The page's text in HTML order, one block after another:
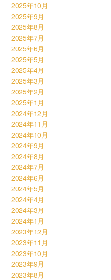
2025年10月
2025年9月
2025年8月
2025年7月
2025年6月
2025年5月
2025年4月
2025年3月
2025年2月
2025年1月
2024年12月
2024年11月
2024年10月
2024年9月
2024年8月
2024年7月
2024年6月
2024年5月
2024年4月
2024年3月
2024年1月
2023年12月
2023年11月
2023年10月
2023年9月
2023年8月